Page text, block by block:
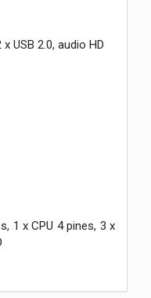
USB 2.0, audio HD
1 x CPU 4 pines, 3 x